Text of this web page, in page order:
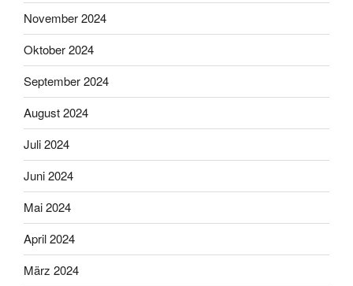
November 2024
Oktober 2024
September 2024
August 2024
Juli 2024
Juni 2024
Mai 2024
April 2024
März 2024